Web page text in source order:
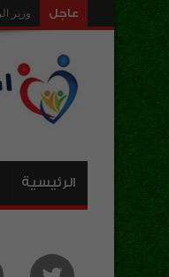
عاجل ارض نا
الرئيسية